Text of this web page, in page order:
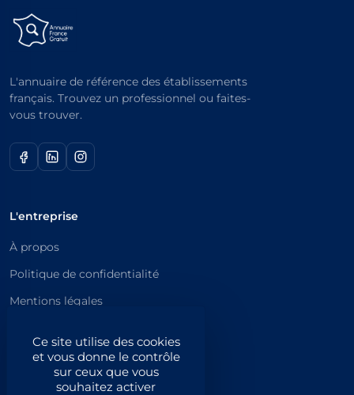
Ce site utilise des cookies
et vous donne le contrôle
sur ceux que vous
souhaitez activer
L'annuaire de référence des établissements
français. Trouvez un professionnel ou faites-
vous trouver.
L'entreprise
À propos
Politique de confidentialité
Mentions légales
Catégories principales
Catégories